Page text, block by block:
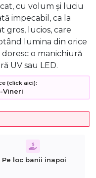
cu volum și luciu
impecabil, ca la
gros, lucios, care
lumina din orice
o manichiură
UV sau LED.
(click aici):
Vineri
Pe loc banii inapoi